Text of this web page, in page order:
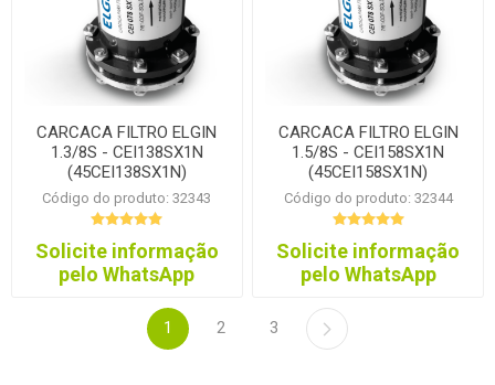
CARCACA FILTRO ELGIN
1.3/8S - CEI138SX1N
(45CEI138SX1N)
Código do produto: 32343
Solicite informação
pelo WhatsApp
CARCACA FILTRO ELGIN
1.5/8S - CEI158SX1N
(45CEI158SX1N)
Código do produto: 32344
Solicite informação
pelo WhatsApp
1 2 3